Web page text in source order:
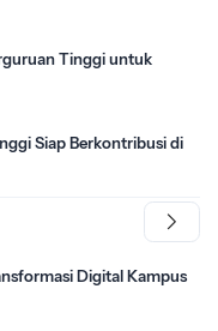
Tinggi untuk
Siap Berkontribusi di
Digital Kampus